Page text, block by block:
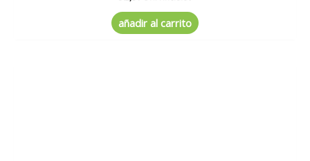
en
0
de
5
añadir al carrito